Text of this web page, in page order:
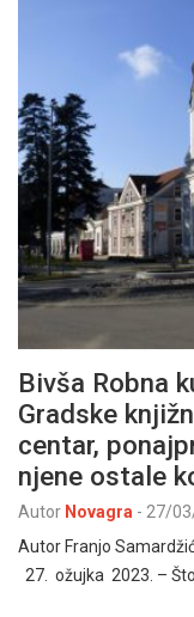
Bivša Robna
Gradske
centar,
njene ostale
Autor Novagra - 27/
Autor Franjo
27. ožujka 2023. –